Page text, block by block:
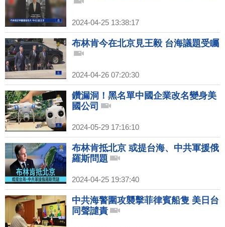
2024-04-25 13:38:17
布林肯今在北京見王毅 台海議題受矚
2024-04-26 07:20:30
鑽漏洞！黑名單中國企業改名變身美
國公司
2024-05-29 17:16:10
布林肯抵北京 或提台海、中共軍援俄
羅斯問題
2024-04-25 19:37:40
中共海警圍攻襲擊菲律賓船隻 美日台
同聲譴責